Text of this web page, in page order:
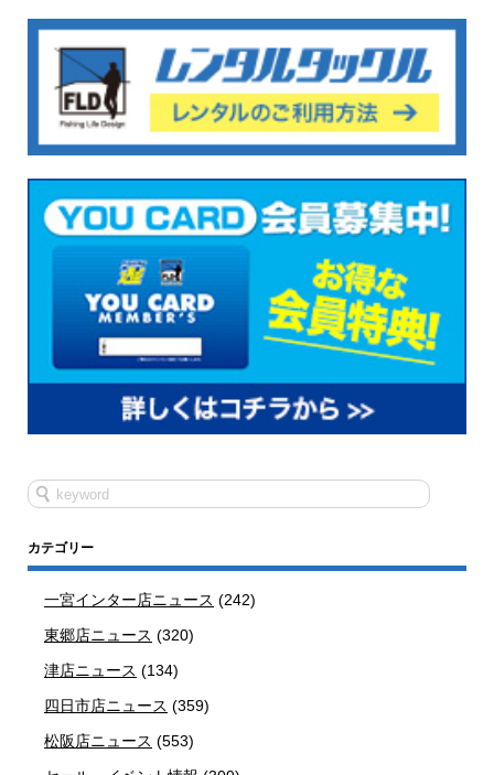
カテゴリー
一宮インター店ニュース (242)
東郷店ニュース (320)
津店ニュース (134)
四日市店ニュース (359)
松阪店ニュース (553)